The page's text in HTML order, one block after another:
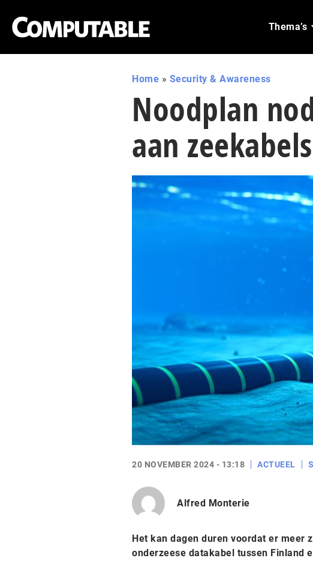
Thema’s
Home » Security & Awareness
Noodplan
aan zeekabels
20 NOVEMBER 2024 - 13:18 ACTUEEL
Alfred Monterie
Het kan dagen duren voordat er meer
onderzeese datakabel tussen Finland